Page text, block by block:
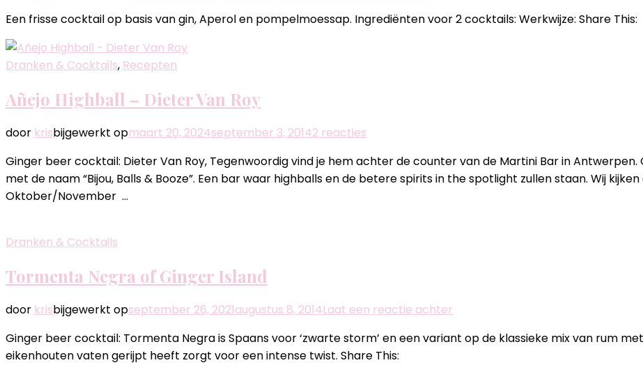
Bittersweet
Een frisse cocktail op basis van gin, Aperol en pompelmoessap. Ingrediënten voor 2 cocktails: Werkwijze: Share This:
Dranken & Cocktails, Recepten
Añejo Highball – Dieter Van Roy
door krisbijgewerkt opmaart 20, 2024september 3, 20142 reacties
Highball
–
Ginger beer cocktail: Dieter Van Roy, Tegenwoordig vind je hem achter de counter van de Martini Bar in
met de naam “Bijou, Balls & Booze”. Een bar waar highballs en de betere spirits in the spotlight zullen staan. Wij
Oktober/November …
Dranken & Cocktails
Tormenta Negra of Ginger Island
door krisbijgewerkt opseptember 26, 2021augustus 8, 2014Laat een reactie achter
Negra
Ginger beer cocktail: Tormenta Negra is Spaans voor ‘zwarte storm’ en een variant op de klassieke mix van rum
eikenhouten vaten gerijpt heeft zorgt voor een intense twist. Share This: